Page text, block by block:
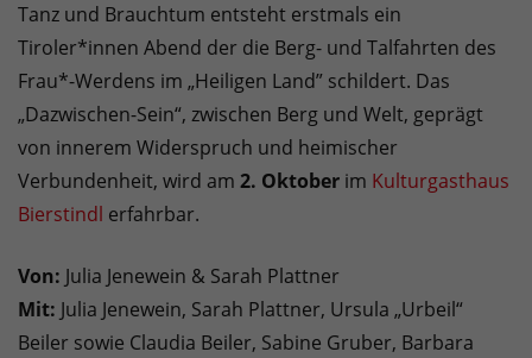
Tanz und Brauchtum entsteht erstmals ein
Tiroler*innen Abend der die Berg- und Talfahrten des
Frau*-Werdens im „Heiligen Land” schildert. Das
„Dazwischen-Sein“, zwischen Berg und Welt, geprägt
von innerem Widerspruch und heimischer
Verbundenheit, wird am 2. Oktober im Kulturgasthaus
Bierstindl erfahrbar.
Von: Julia Jenewein & Sarah Plattner
Mit: Julia Jenewein, Sarah Plattner, Ursula „Urbeil“
Beiler sowie Claudia Beiler, Sabine Gruber, Barbara